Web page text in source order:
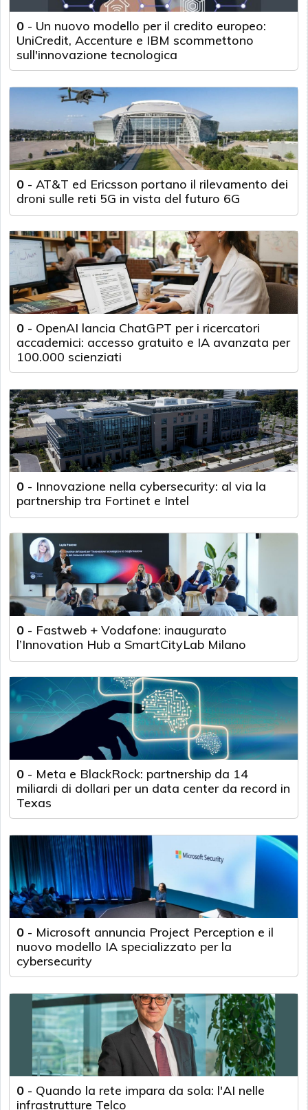
0 - Un nuovo modello per il credito europeo:
UniCredit, Accenture e IBM scommettono
sull'innovazione tecnologica
0 - AT&T ed Ericsson portano il rilevamento dei
droni sulle reti 5G in vista del futuro 6G
0 - OpenAI lancia ChatGPT per i ricercatori
accademici: accesso gratuito e IA avanzata per
100.000 scienziati
0 - Innovazione nella cybersecurity: al via la
partnership tra Fortinet e Intel
0 - Fastweb + Vodafone: inaugurato
l’Innovation Hub a SmartCityLab Milano
0 - Meta e BlackRock: partnership da 14
miliardi di dollari per un data center da record in
Texas
0 - Microsoft annuncia Project Perception e il
nuovo modello IA specializzato per la
cybersecurity
0 - Quando la rete impara da sola: l'AI nelle
infrastrutture Telco